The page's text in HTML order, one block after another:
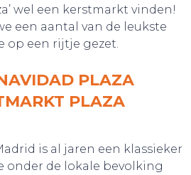
wel een kerstmarkt vinden!
een aantal van de leukste
op een rijtje gezet.
PLAZA
PLAZA
is al jaren een klassieker
onder de lokale bevolking